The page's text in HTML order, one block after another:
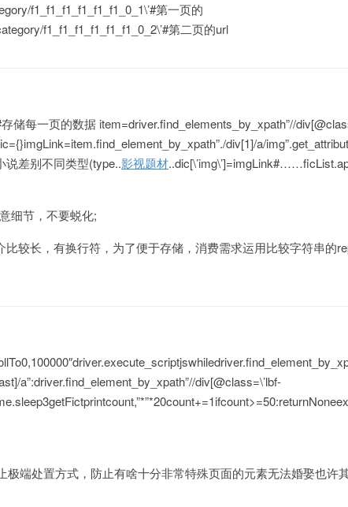
f1_f1_f1_f1_f1_f1_0_1\’#第一页的
f1_f1_f1_f1_f1_f1_0_2\’#第二页的url
储每一页的数据 item=driver.find_elements_by_xpath”//
div[1]/a/
说差别不同类型(type..影视题材
细节，不要蜕化;
比较长，有换行符，为了便于存储，消费需求运用比较字符串的
a”:driver.find_element_by_xpath”//div[@class=\’lbf-
极端处置方式，防止有啥十分非常特殊页面的元素无法婚娶也许